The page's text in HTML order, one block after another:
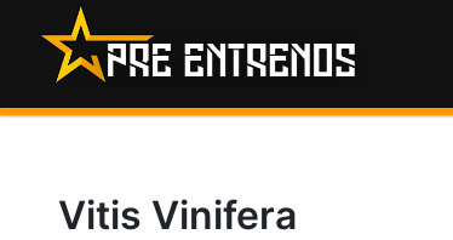
contenido
Vitis Vinifera